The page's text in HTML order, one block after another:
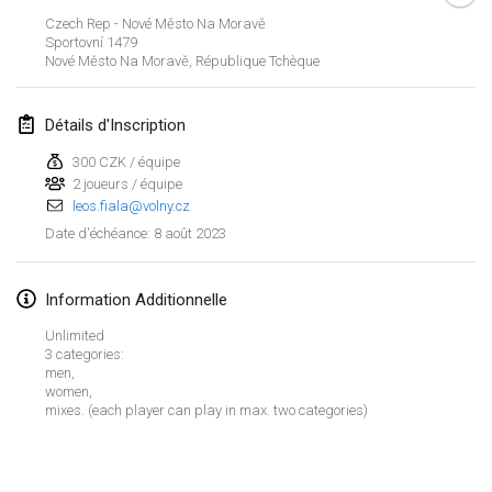
Czech Rep - Nové Město Na Moravě
Sportovní 1479
Nové Město Na Moravě République Tchèque
Détails d'Inscription
300 CZK / équipe
2 joueurs / équipe
leos.fiala@volny.cz
Date d'échéance: 8 août 2023
Information Additionnelle
Unlimited
3 categories:
men,
women,
mixes. (each player can play in max. two categories)
février 2023
4 févr. 2023| France
SingeliDuppeli
4 févr. 2023|Finlande
11 févr. 2023|Finlande
Indoor de la CASAS
18 févr. 2023